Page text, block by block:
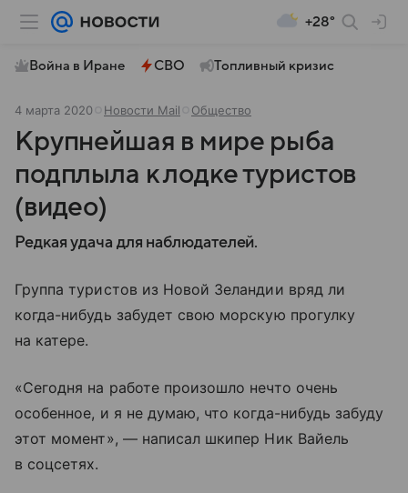
+28°
Война в Иране СВО Топливный кризис
4 марта 2020 Новости Mail Общество
Крупнейшая в мире рыба
подплыла к лодке туристов
(видео)
Редкая удача для наблюдателей.
Группа туристов из Новой Зеландии вряд ли
когда-нибудь забудет свою морскую прогулку
на катере.
«Сегодня на работе произошло нечто очень
особенное, и я не думаю, что когда-нибудь забуду
этот момент», — написал шкипер Ник Вайель
в соцсетях.